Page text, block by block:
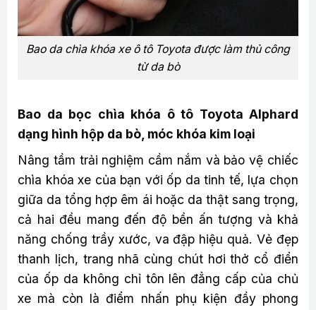
Bao da chìa khóa xe ô tô Toyota được làm thủ công
từ da bò
Bao da bọc chìa khóa ô tô Toyota Alphard
dạng hình hộp da bò, móc khóa kim loại
Nâng tầm trải nghiệm cầm nắm và bảo vệ chiếc
chìa khóa xe của bạn với ốp da tinh tế, lựa chọn
giữa da tổng hợp êm ái hoặc da thật sang trọng,
cả hai đều mang đến độ bền ấn tượng và khả
năng chống trầy xước, va đập hiệu quả. Vẻ đẹp
thanh lịch, trang nhã cùng chút hơi thở cổ điển
của ốp da không chỉ tôn lên đẳng cấp của chủ
xe mà còn là điểm nhấn phụ kiện đầy phong